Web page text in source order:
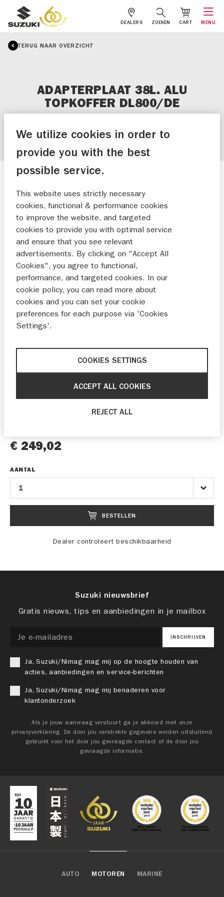
DEALERS ZOEKEN CART MENU
TERUG NAAR OVERZICHT
ADAPTERPLAAT 38L. ALU
TOPKOFFER DL800/DE
Met deze adapterplaat monteer je de Aluminium
topkoffer (38 l.) op de V-Strom 800(DE) monteren.
Zwart 93100-25860
€ 249,02
AANTAL
BESTELLEN
Dealer controleert beschikbaarheid
Suzuki nieuwsbrief
Gratis nieuws, tips en aanbiedingen in je mailbox
INSCHRIJVEN
Ja, Suzuki/Nimag mag mij op de hoogte houden van
acties, aanbiedingen en service-berichten
Ja, Suzuki/Nimag mag mij benaderen voor
klantonderzoek
Als je jouw aanvraag verstuurt ga je akkoord met onze
privacyverklaring. De door jou verstrekte gegevens worden uitsluitend
gebruikt voor het door jou gevraagde contact of de door jou
gevraagde informatie.
AUTO MOTOREN MARINE
We utilize cookies in order to
provide you with the best
possible service.
This website uses strictly necessary
cookies, functional & performance cookies
to improve the website, and targeted
cookies to provide you with optimal service
and ensure that you see relevant
advertisements. By clicking on "Accept All
Cookies", you agree to functional,
performance, and targeted cookies. In our
cookie policy, you can read more about
cookies and you can set your cookie
preferences for each purpose via 'Cookies
Settings'.
COOKIES SETTINGS
REJECT ALL
ACCEPT ALL COOKIES